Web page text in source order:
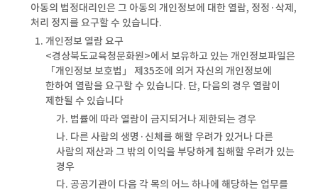
아동의 법정대리인은 그 아동의 개인정보에 대한 열람, 정정·삭제,
처리 정지를 요구할 수 있습니다.
1. 개인정보 열람 요구
<경상북도교육청문화원>에서 보유하고 있는 개인정보파일은
「개인정보 보호법」 제35조에 의거 자신의 개인정보에
한하여 열람을 요구할 수 있습니다. 단, 다음의 경우 열람이
제한될 수 있습니다
가. 법률에 따라 열람이 금지되거나 제한되는 경우
나. 다른 사람의 생명·신체를 해할 우려가 있거나 다른
사람의 재산과 그 밖의 이익을 부당하게 침해할 우려가 있는
경우
다. 공공기관이 다음 각 목의 어느 하나에 해당하는 업무를